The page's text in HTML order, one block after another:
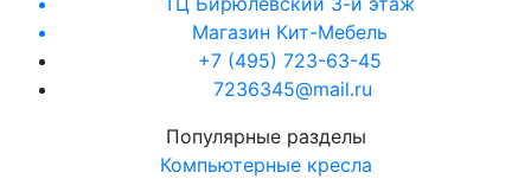
Магазин Кит-Мебель
+7 (495) 723-63-45
7236345@mail.ru
Популярные разделы
Компьютерные кресла